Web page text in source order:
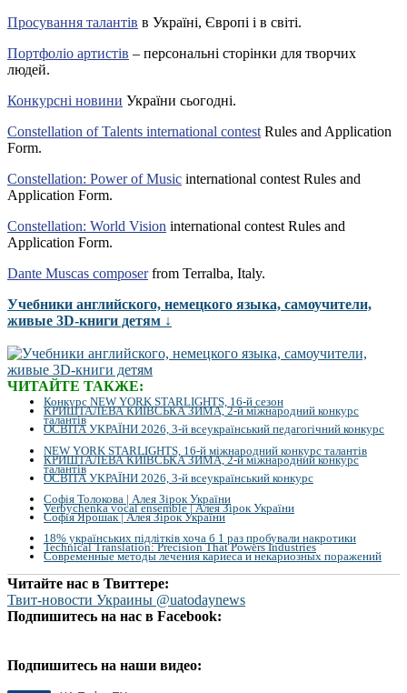
Просування талантів в Україні, Європі і в світі.
Портфоліо артистів – персональні сторінки для творчих
людей.
Конкурсні новини України сьогодні.
Constellation of Talents international contest Rules and Application
Form.
Constellation: Power of Music international contest Rules and
Application Form.
Constellation: World Vision international contest Rules and
Application Form.
Dante Muscas composerfrom Terralba, Italy.
Учебники английского, немецкого языка, самоучители,
живые 3D-книги детям ↓
ЧИТАЙТЕ ТАКЖЕ:
Конкурс NEW YORK STARLIGHTS, 16-й сезон
КРИШТАЛЕВА КИЇВСЬКА ЗИМА, 2-й міжнародний конкурс
талантів
ОСВІТА УКРАЇНИ 2026, 3-й всеукраїнський педагогічний конкурс
NEW YORK STARLIGHTS, 16-й міжнародний конкурс талантів
КРИШТАЛЕВА КИЇВСЬКА ЗИМА, 2-й міжнародний конкурс
талантів
ОСВІТА УКРАЇНИ 2026, 3-й всеукраїнський конкурс
Софія Толокова | Алея Зірок України
Verbychenka vocal ensemble | Алея Зірок України
Софія Ярошак | Алея Зірок України
18% українських підлітків хоча б 1 раз пробували накротики
Technical Translation: Precision That Powers Industries
Современные методы лечения кариеса и некариозных поражений
Читайте нас в Твиттере:
Твит-новости Украины @uatodaynews
Подпишитесь на нас в Facebook:
Подпишитесь на наши видео: